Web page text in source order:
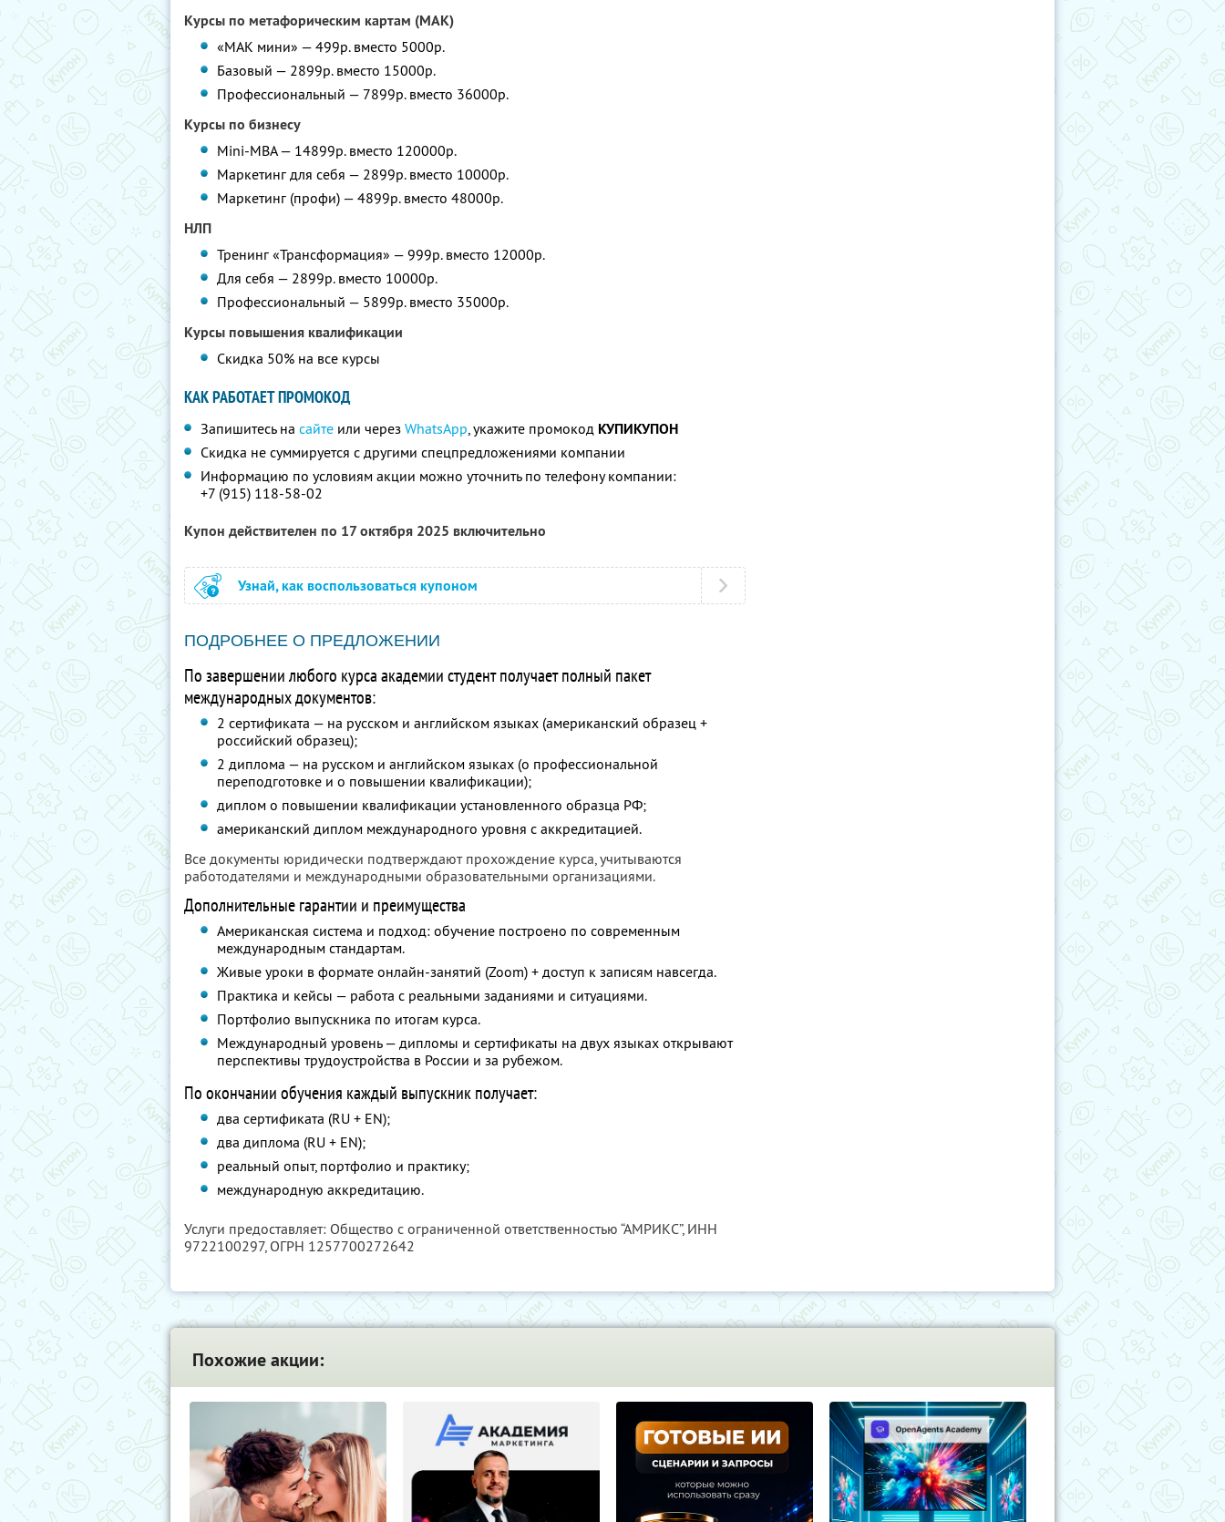
Курсы по метафорическим картам (МАК)
«МАК мини» — 499р. вместо 5000р.
Базовый — 2899р. вместо 15000р.
Профессиональный — 7899р. вместо 36000р.
Курсы по бизнесу
Mini-MBA — 14899р. вместо 120000р.
Маркетинг для себя — 2899р. вместо 10000р.
Маркетинг (профи) — 4899р. вместо 48000р.
НЛП
Тренинг «Трансформация» — 999р. вместо 12000р.
Для себя — 2899р. вместо 10000р.
Профессиональный — 5899р. вместо 35000р.
Курсы повышения квалификации
Скидка 50% на все курсы
КАК РАБОТАЕТ ПРОМОКОД
Запишитесь на сайте или через WhatsApp, укажите промокод КУПИКУПОН
Скидка не суммируется с другими спецпредложениями компании
Информацию по условиям акции можно уточнить по телефону компании:
+7 (915) 118-58-02
Купон действителен по 17 октября 2025 включительно
Узнай, как воспользоваться купоном
ПОДРОБНЕЕ О ПРЕДЛОЖЕНИИ
По завершении любого курса академии студент получает полный пакет
международных документов:
2 сертификата — на русском и английском языках (американский образец +
российский образец);
2 диплома — на русском и английском языках (о профессиональной
переподготовке и о повышении квалификации);
диплом о повышении квалификации установленного образца РФ;
американский диплом международного уровня с аккредитацией.
Все документы юридически подтверждают прохождение курса, учитываются
работодателями и международными образовательными организациями.
Дополнительные гарантии и преимущества
Американская система и подход: обучение построено по современным
международным стандартам.
Живые уроки в формате онлайн-занятий (Zoom) + доступ к записям навсегда.
Практика и кейсы — работа с реальными заданиями и ситуациями.
Портфолио выпускника по итогам курса.
Международный уровень — дипломы и сертификаты на двух языках открывают
перспективы трудоустройства в России и за рубежом.
По окончании обучения каждый выпускник получает:
два сертификата (RU + EN);
два диплома (RU + EN);
реальный опыт, портфолио и практику;
международную аккредитацию.
Услуги предоставляет: Общество с ограниченной ответственностью “АМРИКС”, ИНН
9722100297, ОГРН 1257700272642
Похожие акции: